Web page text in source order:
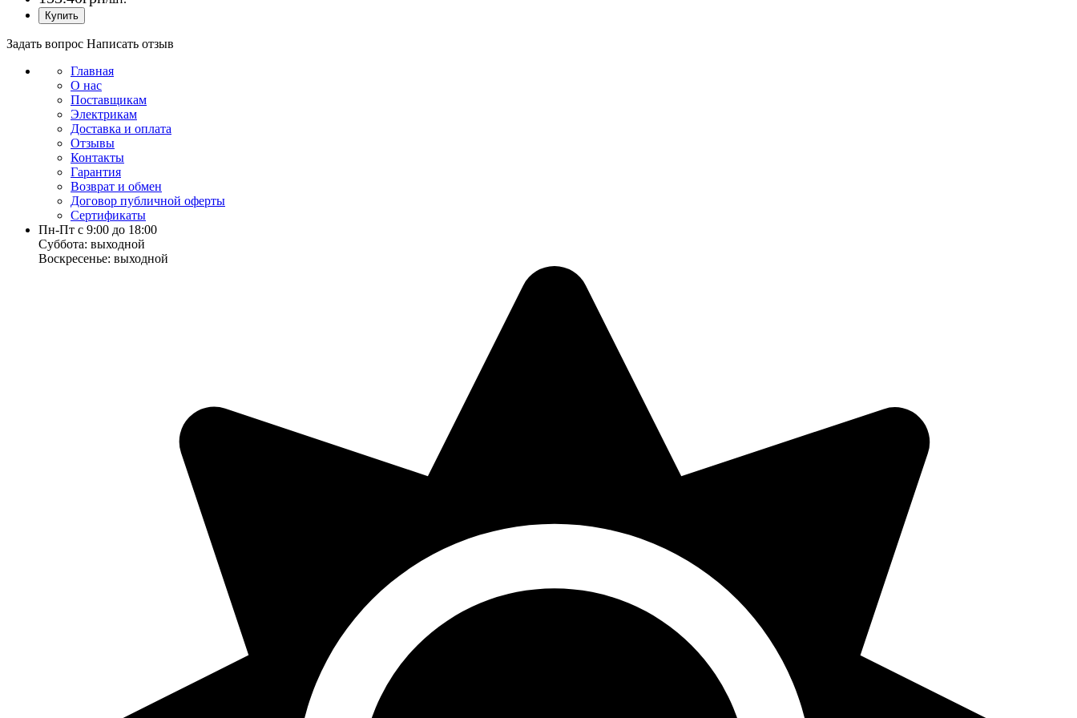
Задать вопрос Написать отзыв
Главная
О нас
Поставщикам
Электрикам
Доставка и оплата
Отзывы
Контакты
Гарантия
Возврат и обмен
Договор публичной оферты
Сертификаты
Пн-Пт с 9:00 до 18:00
Суббота: выходной
Воскресенье: выходной